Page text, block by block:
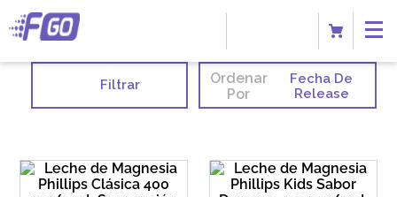
Filtrar
Ordenar
Por
Fecha De
Release